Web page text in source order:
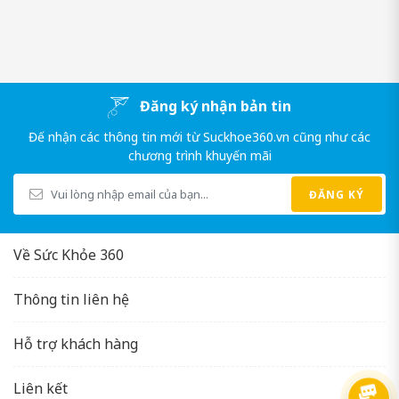
lưu thông đến các cơ quan sinh dục, ngoài ra còn giúp sản xuất
hồng cầu và giúp vận chuyển oxy đến tế bào.
Vitamin B6 (9mg):kết hợp với vitamin B1 giúp duy trì các năng
lượng có trong cơ thể, ngoài ra còn giúp cải thiện các vấn đề về
tim mạch, hỗ trợ các chức năng về gan.
Vitamin B12 (30 μg):
ngăn ngừa các bệnh về thiếu máu, giảm
chức năng sinh lý.
Đăng ký nhận bản tin
Đế nhận các thông tin mới từ Suckhoe360.vn cũng như các
chương trình khuyến mãi
ĐĂNG KÝ
Về Sức Khỏe 360
Thông tin liên hệ
Hỗ trợ khách hàng
Liên kết